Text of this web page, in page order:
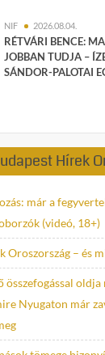
NIF 2026.08.04.
RÉTVÁRI BENCE:
JOBBAN TUDJA –
SÁNDOR-PALOTAI
Hírek
már a
(videó, 18+)
Oroszország – és
összefogással
Nyugaton már